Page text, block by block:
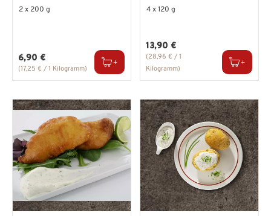
2 x 200 g
Regulärer Preis:
6,90 €
(17,25 € / 1 Kilogramm)
4 x 120 g
Regulärer Preis:
13,90 €
(28,96 € / 1
Kilogramm)